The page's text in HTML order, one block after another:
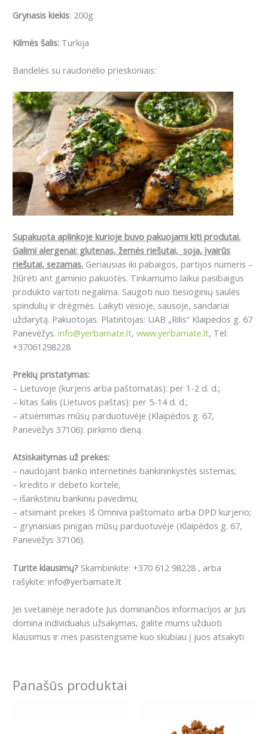
Grynasis kiekis: 200g
Kilmės šalis: Turkija
Bandelės su raudonėlio prieskoniais:
Supakuota aplinkoje kurioje buvo pakuojami kiti produtai.
Galimi alergenai: glutenas, žemės riešutai, soja, įvairūs
riešutai, sezamas. Geriausias iki pabaigos, partijos numeris –
žiūrėti ant gaminio pakuotės. Tinkamumo laikui pasibaigus
produkto vartoti negalima. Saugoti nuo tiesioginių saulės
spindulių ir drėgmės. Laikyti vėsioje, sausoje, sandariai
uždarytą. Pakuotojas. Platintojas: UAB „Rilis“ Klaipėdos g. 67
Panevėžys. info@yerbamate.lt, www.yerbamate.lt, Tel:
+37061298228
Prekių pristatymas:
– Lietuvoje (kurjeris arba paštomatas): per 1-2 d. d.;
– kitas šalis (Lietuvos paštas): per 5-14 d. d.;
– atsiėmimas mūsų parduotuvėje (Klaipėdos g. 67,
Panevėžys 37106): pirkimo dieną.
Atsiskaitymas už prekes:
– naudojant banko internetinės bankininkystės sistemas;
– kredito ir debeto kortele;
– išankstiniu bankiniu pavedimu;
– atsiimant prekes Iš Omniva paštomato arba DPD kurjerio;
– grynaisiais pinigais mūsų parduotuvėje (Klaipėdos g. 67,
Panevėžys 37106).
Turite klausimų? Skambinkite: +370 612 98228 , arba
rašykite: info@yerbamate.lt
Jei svetainėje neradote Jus dominančios informacijos ar Jus
domina individualus užsakymas, galite mums užduoti
klausimus ir mes pasistengsime kuo skubiau į juos atsakyti
Panašūs produktai